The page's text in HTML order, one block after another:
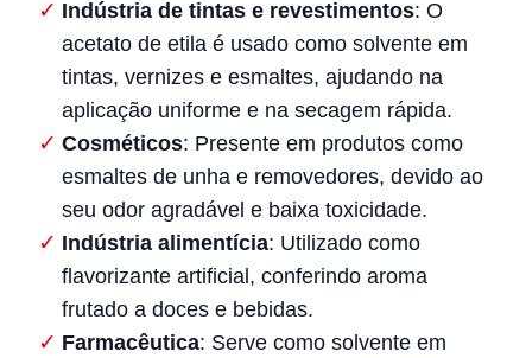
Indústria de tintas e revestimentos: O
acetato de etila é usado como solvente em
tintas, vernizes e esmaltes, ajudando na
aplicação uniforme e na secagem rápida.
Cosméticos: Presente em produtos como
esmaltes de unha e removedores, devido ao
seu odor agradável e baixa toxicidade.
Indústria alimentícia: Utilizado como
flavorizante artificial, conferindo aroma
frutado a doces e bebidas.
Farmacêutica: Serve como solvente em